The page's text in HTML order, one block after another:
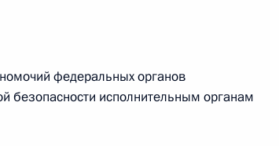
закона «О персональных данных» и отдельные
федеральных органов
безопасности исполнительным органам